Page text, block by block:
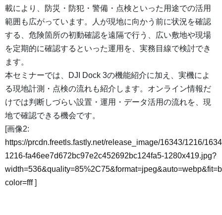
載により、防災・防犯・警備・点検といった用途での活用
範囲も広がっています。人が現地に向かう前に状況を確認
する、危険箇所の初動確認を遠隔で行う、広い敷地や現場
を定期的に確認するといった運用を、実務目線で検討でき
ます。
本セミナーでは、DJI Dock 3の機能紹介に加え、実機によ
る現地計測・点検の流れも紹介します。オンライン情報だ
けでは判断しづらい設置・運用・データ活用の流れを、現
地で確認できる機会です。
[画像2:
https://prcdn.freetls.fastly.net/release_image/16343/1216/
1216-fa46ee7d672bc97e2c452692bc124fa5-1280x419.jpg?
color=fff]